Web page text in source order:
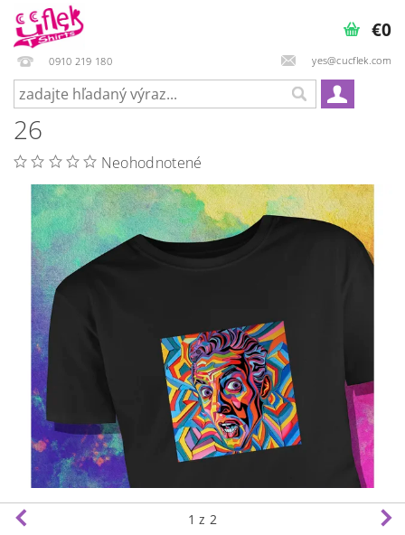
0910 219 180 yes@cucflek.com
€0
26
Neohodnotené
1 z 2